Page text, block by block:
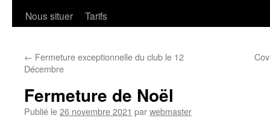
Nous situer
Tarifs
← Fermeture exceptionnelle du club le 12
Décembre
Fermeture de Noël
Publié le26 novembre 2021 parwebmaster